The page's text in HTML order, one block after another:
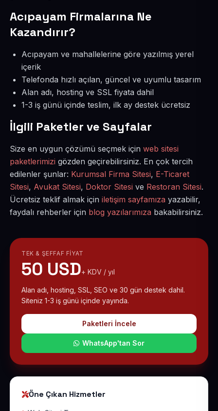
Acıpayam Firmalarına Ne
Kazandırır?
Acıpayam ve mahallelerine göre yazılmış yerel
içerik
Telefonda hızlı açılan, güncel ve uyumlu tasarım
Alan adı, hosting ve SSL fiyata dahil
1-3 iş günü içinde teslim, ilk ay destek ücretsiz
İlgili Paketler ve Sayfalar
Size en uygun çözümü seçmek için web sitesi
paketlerimizi gözden geçirebilirsiniz. En çok tercih
edilenler şunlar: Kurumsal Firma Sitesi, E-Ticaret
Sitesi, Avukat Sitesi, Doktor Sitesi ve Restoran Sitesi.
Ücretsiz teklif almak için iletişim sayfamıza yazabilir,
faydalı rehberler için blog yazılarımıza bakabilirsiniz.
TEK & ŞEFFAF FIYAT
50 USD+ KDV / yıl
Alan adı, hosting, SSL, SEO ve 30 gün destek dahil.
Siteniz 1-3 iş günü içinde yayında.
Paketleri İncele
WhatsApp'tan Sor
Öne Çıkan Hizmetler